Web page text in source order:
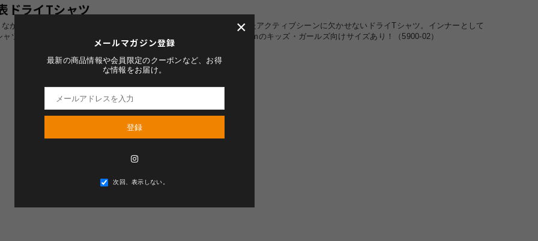
メールマガジン登録
最新の商品情報や会員限定のクーポンなど、お得
な情報をお届け。
登録
次回、表示しない。
×
ドライTシャツ
がらコスパ抜群ライト価格、豊富なカラー・サイズ展開を兼ね備えたアクティブシーンに欠かせないドライTシャツ。インナーとして
ツとしてオリジナルのデザインを施すのに最適です。120cm～160cmのキッズ・ガールズ向けサイズあり！（5900-02）